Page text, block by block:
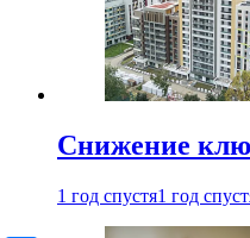
Снижение
1 год спустя1 год